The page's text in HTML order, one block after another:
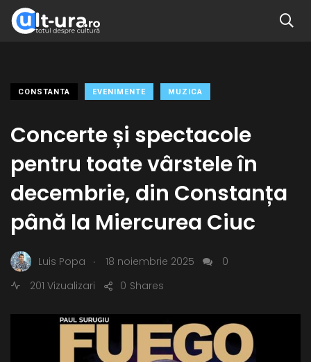
CONSTANTA EVENIMENTE MUZICA
Concerte și spectacole
pentru toate vârstele în
decembrie, din Constanța
până la Miercurea Ciuc
Luis Popa . 18 noiembrie 2025
0
201 Vizualizari
Shares
0